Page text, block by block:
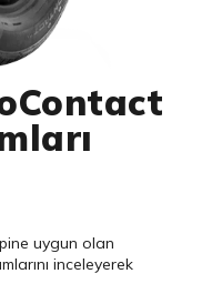
uygun olan
inceleyerek